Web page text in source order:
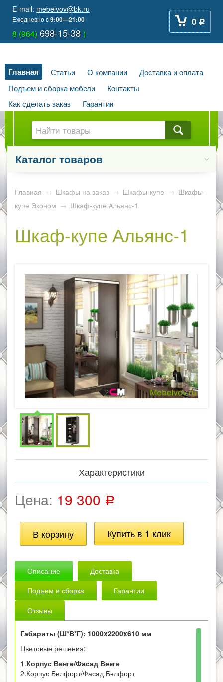
E-mail: mebelvov@bk.ru
Ежедневноc9:00—21:00
8 (964) 698-15-38)
0 Р
Главная Статьи О компании
Доставка и оплата
Подъем и сборка мебели
Контакты
Как сделать заказ
Гарантии
Каталог товаров
Главная → Шкафы на заказ → Шкафы-купе → Шкафы-
купе Эконом → Шкаф-купе Альянс-1
Шкаф-купе Альянс-1
Характеристики
Цена: 19 300 Р
Описание
Доставка
Подъем и сборка
Гарантии
Отзывы
Габариты (Ш*В*Г): 1000x2200x610 мм
Цветовые решения:
1.Корпус Венге/Фасад Венге
2.Корпус Белфорт/Фасад Белфорт